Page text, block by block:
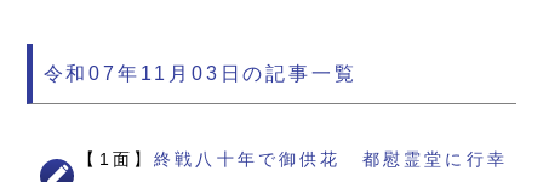
令和07年11月03日の記事一覧
【1面】終戦八十年で御供花 都慰霊堂に行幸